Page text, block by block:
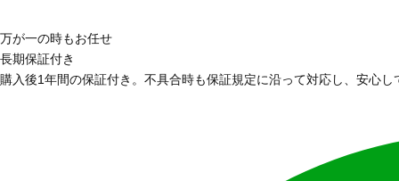
万が一の時もお任せ
長期保証付き
購入後1年間の保証付き。不具合時も保証規定に沿って対応し、安心